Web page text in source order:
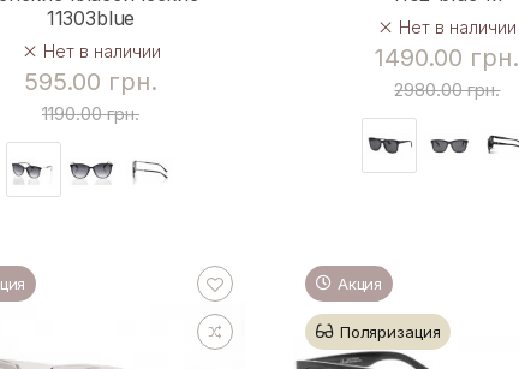
11303blue
Нет в наличии
595.00 грн.
1190.00 грн.
Нет в наличии
1490.00 грн.
2980.00 грн.
Акция
Поляризация